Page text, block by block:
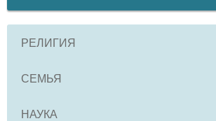
РЕЛИГИЯ
СЕМЬЯ
НАУКА